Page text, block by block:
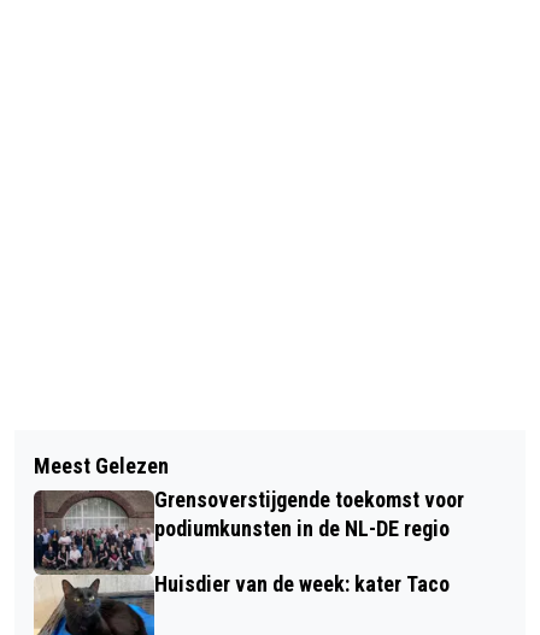
2SWITCH ARNHEM ORGANISEERT EEN
BUITENMARKT OP 17 MEI
VRIJWILLIGERSVACATURE VAN DE
WEEK: BEGELEIDER ZWEMGROEPEN
BIJ WAAG
Meest Gelezen
Grensoverstijgende toekomst voor
podiumkunsten in de NL-DE regio
Huisdier van de week: kater Taco